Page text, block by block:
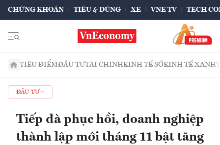
CHỨNG KHOÁN TIÊU & DÙNG XE VNE TV TECH
TIÊU ĐIỂMĐẦU TƯTÀI CHÍNHKINH TẾ SỐKINH TẾ XANH
ĐẦU TƯ
Tiếp đà phục hồi, doanh nghiệp
thành lập mới tháng 11 bật tăng